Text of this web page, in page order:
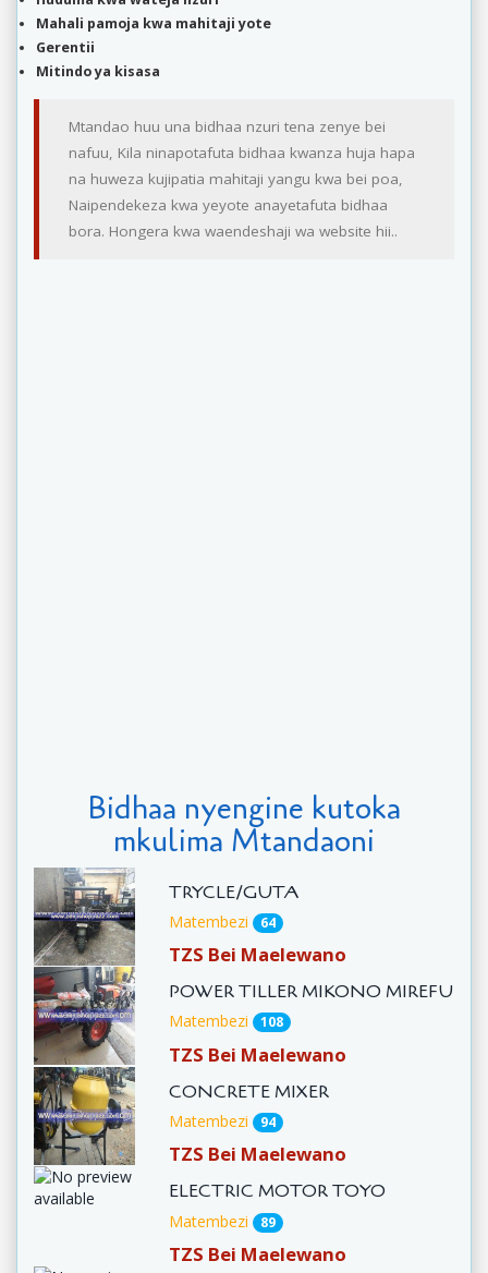
Mahali pamoja kwa mahitaji yote
Gerentii
Mitindo ya kisasa
Mtandao huu una bidhaa nzuri tena zenye bei
nafuu, Kila ninapotafuta bidhaa kwanza huja hapa
na huweza kujipatia mahitaji yangu kwa bei poa,
Naipendekeza kwa yeyote anayetafuta bidhaa
bora. Hongera kwa waendeshaji wa website hii..
Bidhaa nyengine kutoka
mkulima Mtandaoni
TRYCLE/GUTA
Matembezi 64
TZS Bei Maelewano
POWER TILLER MIKONO MIREFU
Matembezi 108
TZS Bei Maelewano
CONCRETE MIXER
Matembezi 94
TZS Bei Maelewano
ELECTRIC MOTOR TOYO
Matembezi 89
TZS Bei Maelewano